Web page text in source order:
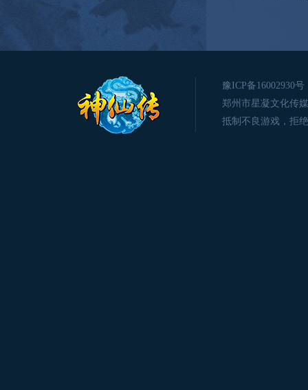
豫ICP备16002930号
郑州市星凝文化传
抵制不良游戏，拒